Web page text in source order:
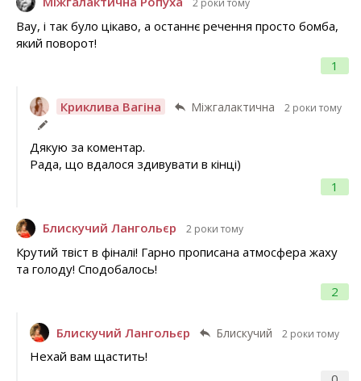
2 роки тому
1
Вау, і так було цікаво, а останнє речення просто бомба,
який поворот!
Криклива Вагіна Міжгалактична 2 роки тому
1
Дякую за коментар.
Рада, що вдалося здивувати в кінці)
Блискучий Лангольєр 2 роки тому
2
Крутий твіст в фіналі! Гарно прописана атмосфера жаху
та голоду! Сподобалось!
Блискучий Лангольєр Блискучий 2 роки тому
Нехай вам щастить!